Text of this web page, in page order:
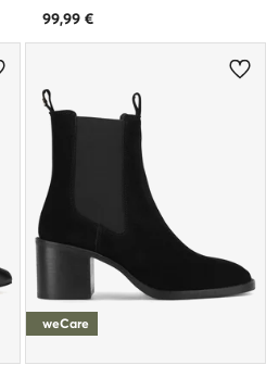
99,99 €
weCare